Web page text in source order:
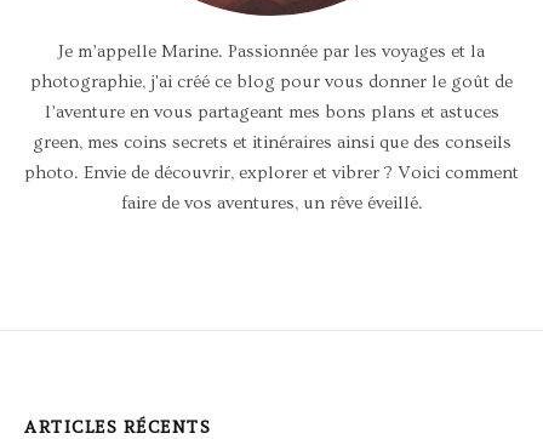
Je m’appelle Marine. Passionnée par les voyages et la
photographie, j'ai créé ce blog pour vous donner le goût de
l’aventure en vous partageant mes bons plans et astuces
green, mes coins secrets et itinéraires ainsi que des conseils
photo. Envie de découvrir, explorer et vibrer ? Voici comment
faire de vos aventures, un rêve éveillé.
ARTICLES RÉCENTS